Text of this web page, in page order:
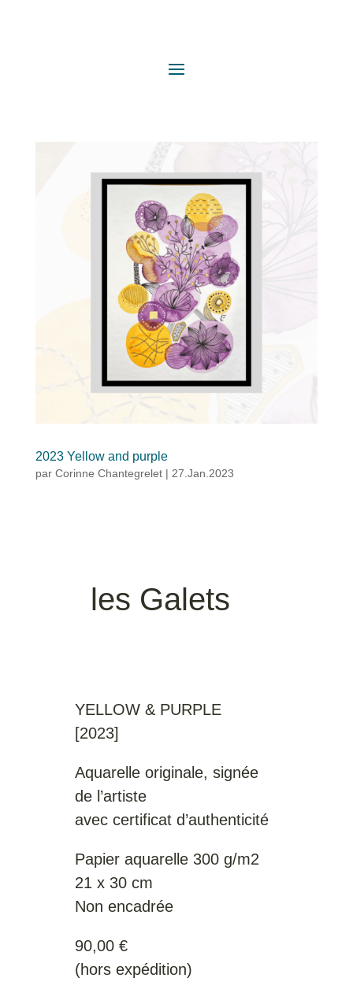
2023 Yellow and purple
par Corinne Chantegrelet| 27.Jan.2023
les Galets
YELLOW & PURPLE
[2023]
Aquarelle originale, signée
de l’artiste
avec certificat d’authenticité
Papier aquarelle 300 g/m2
21 x 30 cm
Non encadrée
90,00 €
(hors expédition)